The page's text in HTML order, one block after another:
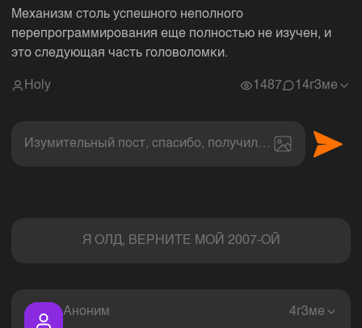
Механизм столь успешного неполного
перепрограммирования еще полностью не изучен, и
это следующая часть головоломки.
Holy 1487 1 4г3ме
Изумительный пост, спасибо, получил величайшее
Я ОЛД, ВЕРНИТЕ МОЙ 2007-ОЙ
Аноним 4г3ме